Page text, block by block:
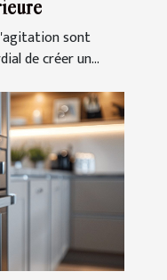
sont
de créer un...